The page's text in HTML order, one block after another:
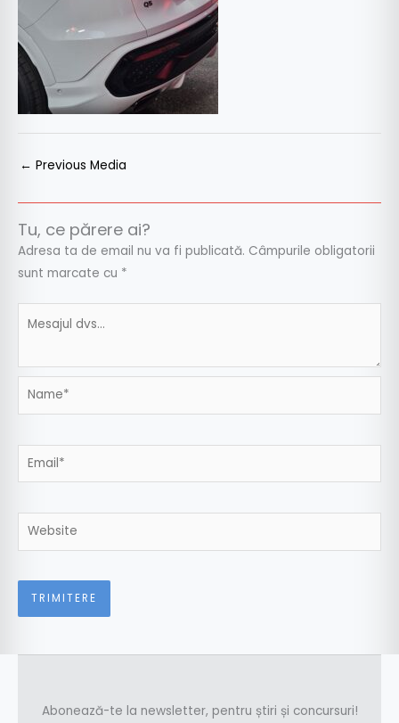
← Previous Media
Tu, ce părere ai?
Adresa ta de email nu va fi publicată. Câmpurile obligatorii
sunt marcate cu *
Name*
Email*
Website
Abonează-te la newsletter, pentru știri și concursuri!